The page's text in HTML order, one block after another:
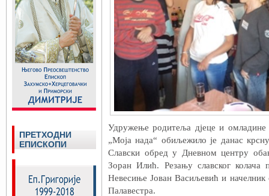
Удружење родитеља дјеце и
„Моја нада“ обиљежило је данас
Славски обред у Дневном центру
Зоран Илић. Резању славског колача
Невесиње Јован Васиљевић и
Палавестра.
ПРЕТХОДНИ
ЕПИСКОПИ